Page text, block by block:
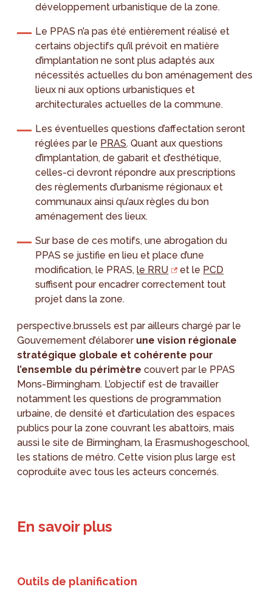
développement urbanistique de la zone.
Le PPAS n’a pas été entièrement réalisé et
certains objectifs qu’il prévoit en matière
d’implantation ne sont plus adaptés aux
nécessités actuelles du bon aménagement des
lieux ni aux options urbanistiques et
architecturales actuelles de la commune.
Les éventuelles questions d’affectation seront
réglées par le PRAS. Quant aux questions
d’implantation, de gabarit et d’esthétique,
celles-ci devront répondre aux prescriptions
des règlements d’urbanisme régionaux et
communaux ainsi qu’aux règles du bon
aménagement des lieux.
Sur base de ces motifs, une abrogation du
PPAS se justifie en lieu et place d’une
modification, le PRAS,le RRU et le PCD
suffisent pour encadrer correctement tout
projet dans la zone.
perspective.brussels est par ailleurs chargé par le
Gouvernement d’élaborer une vision régionale
stratégique globale et cohérente pour
l’ensemble du périmètre couvert par le PPAS
Mons-Birmingham. L’objectif est de travailler
notamment les questions de programmation
urbaine, de densité et d’articulation des espaces
publics pour la zone couvrant les abattoirs, mais
aussi le site de Birmingham, la Erasmushogeschool,
les stations de métro. Cette vision plus large est
coproduite avec tous les acteurs concernés.
En savoir plus
Outils de planification